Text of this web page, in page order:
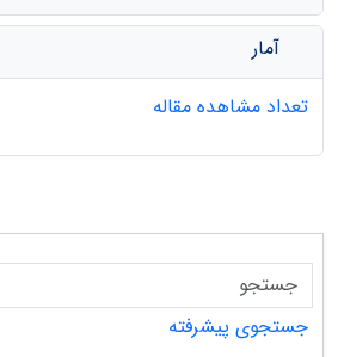
آمار
تعداد مشاهده مقاله
جستجوی پیشرفته